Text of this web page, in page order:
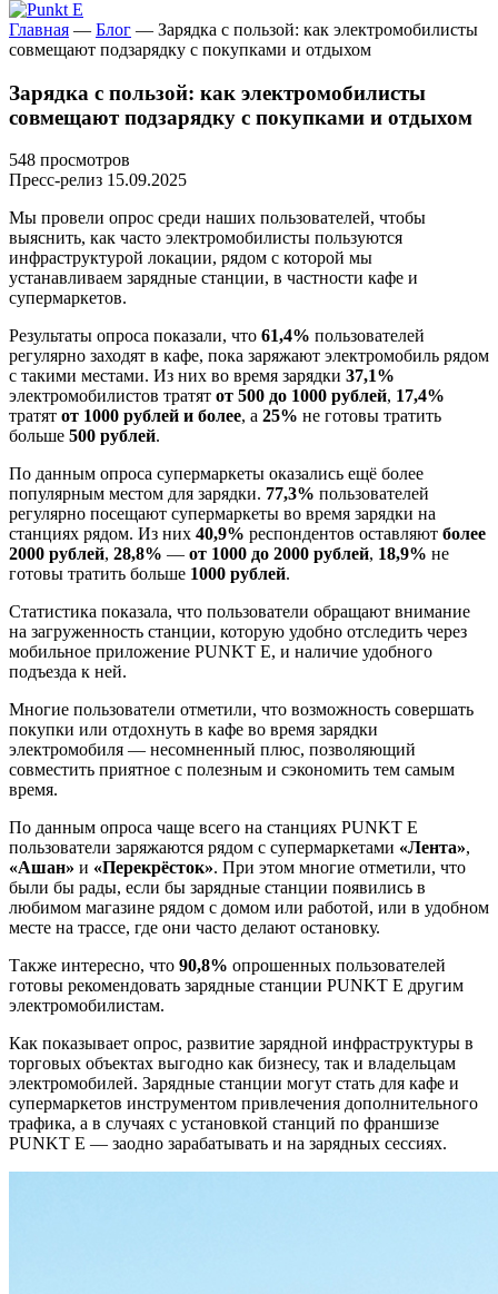
Главная — Блог — Зарядка с пользой: как электромобилисты
совмещают подзарядку с покупками и отдыхом
Зарядка с пользой: как электромобилисты
совмещают подзарядку с покупками и отдыхом
548 просмотров
Пресс-релиз 15.09.2025
Мы провели опрос среди наших пользователей, чтобы
выяснить, как часто электромобилисты пользуются
инфраструктурой локации, рядом с которой мы
устанавливаем зарядные станции, в частности кафе и
супермаркетов.
Результаты опроса показали, что 61,4% пользователей
регулярно заходят в кафе, пока заряжают электромобиль рядом
с такими местами. Из них во время зарядки 37,1%
электромобилистов тратят от 500 до 1000 рублей, 17,4%
тратят от 1000 рублей и более, а 25% не готовы тратить
больше 500 рублей.
По данным опроса супермаркеты оказались ещё более
популярным местом для зарядки. 77,3% пользователей
регулярно посещают супермаркеты во время зарядки на
станциях рядом. Из них 40,9% респондентов оставляют более
2000 рублей, 28,8% — от 1000 до 2000 рублей, 18,9% не
готовы тратить больше 1000 рублей.
Статистика показала, что пользователи обращают внимание
на загруженность станции, которую удобно отследить через
мобильное приложение PUNKT E, и наличие удобного
подъезда к ней.
Многие пользователи отметили, что возможность совершать
покупки или отдохнуть в кафе во время зарядки
электромобиля — несомненный плюс, позволяющий
совместить приятное с полезным и сэкономить тем самым
время.
По данным опроса чаще всего на станциях PUNKT E
пользователи заряжаются рядом с супермаркетами «Лента»,
«Ашан» и «Перекрёсток». При этом многие отметили, что
были бы рады, если бы зарядные станции появились в
любимом магазине рядом с домом или работой, или в удобном
месте на трассе, где они часто делают остановку.
Также интересно, что 90,8% опрошенных пользователей
готовы рекомендовать зарядные станции PUNKT E другим
электромобилистам.
Как показывает опрос, развитие зарядной инфраструктуры в
торговых объектах выгодно как бизнесу, так и владельцам
электромобилей. Зарядные станции могут стать для кафе и
супермаркетов инструментом привлечения дополнительного
трафика, а в случаях с установкой станций по франшизе
PUNKT E — заодно зарабатывать и на зарядных сессиях.